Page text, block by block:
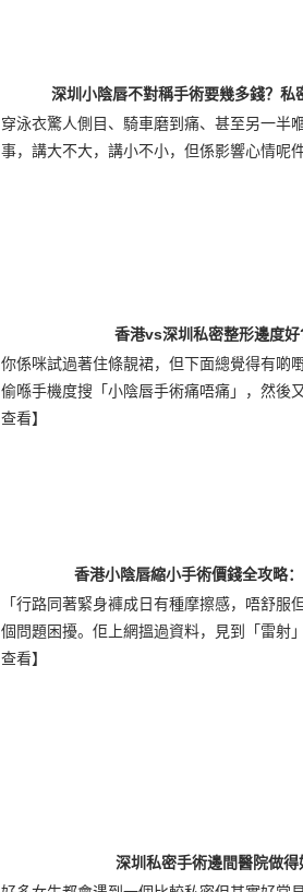
深圳小陰唇不對稱手術要幾多錢？
穿泳衣驚人側目、騎車磨到痛、甚至另一
事，講大不大，講小不小，但係影響心情呢
香港vs深圳私密整形邊度
你係咪試過著住條靚裙，但下面總覺得有啲
偷喺手機度搜「小陰唇手術痛唔痛」，然後
查看】
香港小陰唇縮小手術價錢全攻略
「行路同著緊身褲成日有種摩擦感，唔舒
個問題困擾。佢上網搵過資料，見到「雷射
查看】
深圳私密手術邊間醫院做